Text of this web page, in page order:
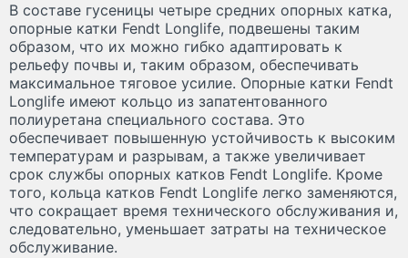
В составе гусеницы четыре средних опорных катка,
опорные катки Fendt Longlife, подвешены таким
образом, что их можно гибко адаптировать к
рельефу почвы и, таким образом, обеспечивать
максимальное тяговое усилие. Опорные катки Fendt
Longlife имеют кольцо из запатентованного
полиуретана специального состава. Это
обеспечивает повышенную устойчивость к высоким
температурам и разрывам, а также увеличивает
срок службы опорных катков Fendt Longlife. Кроме
того, кольца катков Fendt Longlife легко заменяются,
что сокращает время технического обслуживания и,
следовательно, уменьшает затраты на техническое
обслуживание.